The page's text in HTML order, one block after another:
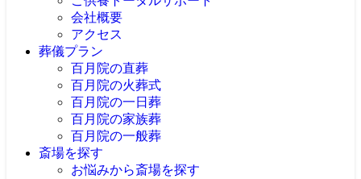
会社概要
アクセス
葬儀プラン
百月院の直葬
百月院の火葬式
百月院の一日葬
百月院の家族葬
百月院の一般葬
斎場を探す
お悩みから斎場を探す